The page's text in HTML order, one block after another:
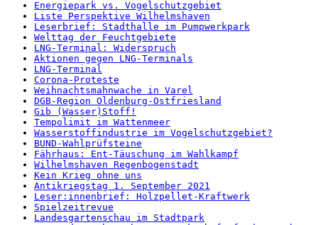
Energiepark vs. Vogelschutzgebiet
Liste Perspektive Wilhelmshaven
Leserbrief: Stadthalle im Pumpwerkpark
Welttag der Feuchtgebiete
LNG-Terminal: Widerspruch
Aktionen gegen LNG-Terminals
LNG-Terminal
Corona-Proteste
Weihnachtsmahnwache in Varel
DGB-Region Oldenburg-Ostfriesland
Gib (Wasser)Stoff!
Tempolimit im Wattenmeer
Wasserstoffindustrie im Vogelschutzgebiet?
BUND-Wahlprüfsteine
Fährhaus: Ent-Täuschung im Wahlkampf
Wilhelmshaven Regenbogenstadt
Kein Krieg ohne uns
Antikriegstag 1. September 2021
Leser:innenbrief: Holzpellet-Kraftwerk
Spielzeitrevue
Landesgartenschau im Stadtpark